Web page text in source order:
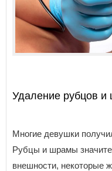
Удаление рубцов и
Многие девушки
Рубцы и шрамы
внешности, некоторые